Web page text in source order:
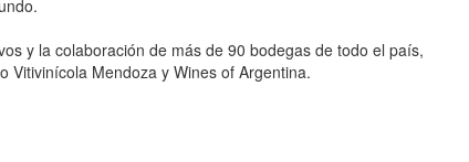
y la colaboración de más de 90 bodegas de todo el país,
Vitivinícola Mendoza y Wines of Argentina.